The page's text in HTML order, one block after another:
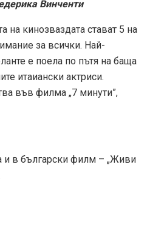
Винченти
на кинозваздата стават 5 на
за всички. Най-
е поела по пътя на баща
итаиански актриси.
във филма „7 минути”,
и в български филм – „Живи